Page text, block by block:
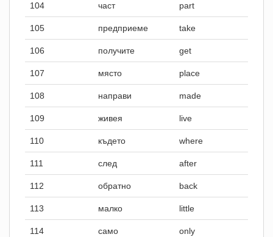
104 част part
105 предприеме take
106 получите get
107 място place
108 направи made
109 живея live
110 където where
111 след after
112 обратно back
113 малко little
114 само only